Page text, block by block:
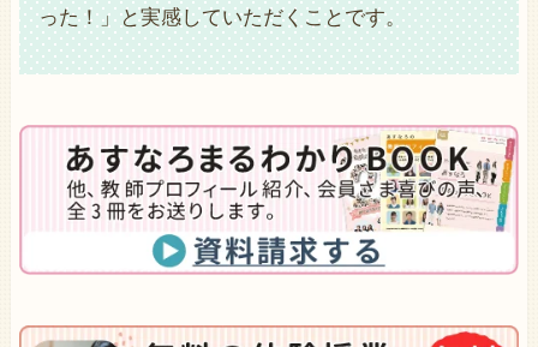
った！」と実感していただくことです。